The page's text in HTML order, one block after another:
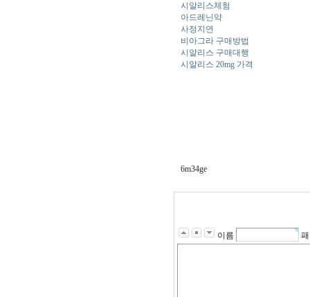
시알리스체험
아드레닌약
사정지연
비아그라 구매방법
시알리스 구매대행
시알리스 20mg 가격
6m34ge
이름